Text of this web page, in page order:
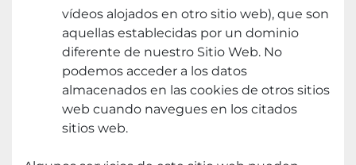
vídeos alojados en otro sitio web), que son
aquellas establecidas por un dominio
diferente de nuestro Sitio Web. No
podemos acceder a los datos
almacenados en las cookies de otros sitios
web cuando navegues en los citados
sitios web.